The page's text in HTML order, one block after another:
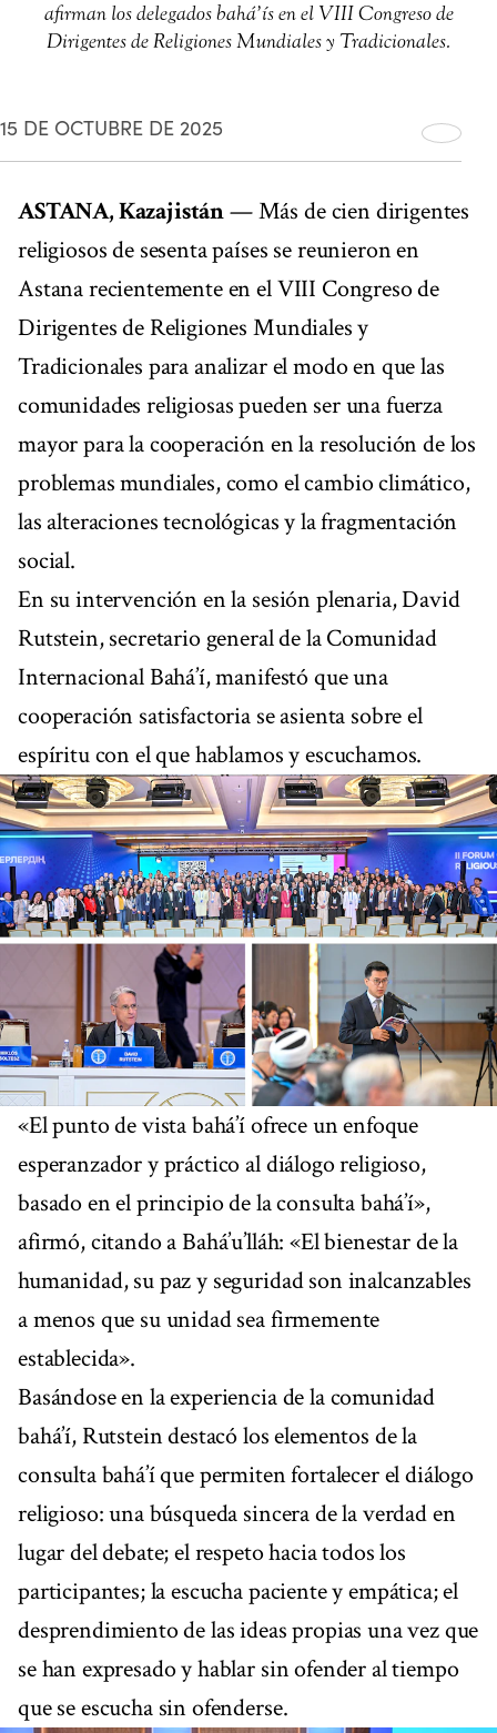
afirman los delegados bahá’ís en el VIII Congreso de
Dirigentes de Religiones Mundiales y Tradicionales.
15 DE OCTUBRE DE 2025
ASTANA, Kazajistán— Más de cien dirigentes
religiosos de sesenta países se reunieron en
Astana recientemente en el VIII Congreso de
Dirigentes de Religiones Mundiales y
Tradicionales para analizar el modo en que las
comunidades religiosas pueden ser una fuerza
mayor para la cooperación en la resolución de los
problemas mundiales, como el cambio climático,
las alteraciones tecnológicas y la fragmentación
social.
En su intervención en la sesión plenaria, David
Rutstein, secretario general de la Comunidad
Internacional Bahá’í, manifestó que una
cooperación satisfactoria se asienta sobre el
espíritu con el que hablamos y escuchamos.
«El punto de vista bahá’í ofrece un enfoque
esperanzador y práctico al diálogo religioso,
basado en el principio de la consulta bahá’í»,
afirmó, citando a Bahá’u’lláh: «El bienestar de la
humanidad, su paz y seguridad son inalcanzables
a menos que su unidad sea firmemente
establecida».
Basándose en la experiencia de la comunidad
bahá’í, Rutstein destacó los elementos de la
consulta bahá’í que permiten fortalecer el diálogo
religioso: una búsqueda sincera de la verdad en
lugar del debate; el respeto hacia todos los
participantes; la escucha paciente y empática; el
desprendimiento de las ideas propias una vez que
se han expresado y hablar sin ofender al tiempo
que se escucha sin ofenderse.